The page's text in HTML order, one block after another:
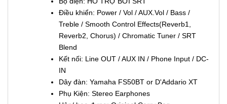
Điều khiển: Power / Vol / AUX.Vol / Bass /
Treble / Smooth Control Effects(Reverb1,
Reverb2, Chorus) / Chromatic Tuner / SRT
Blend
Kết nối: Line OUT / AUX IN / Phone Input / DC-
IN
Dây đàn: Yamaha FS50BT or D'Addario XT
Phụ Kiện: Stereo Earphones